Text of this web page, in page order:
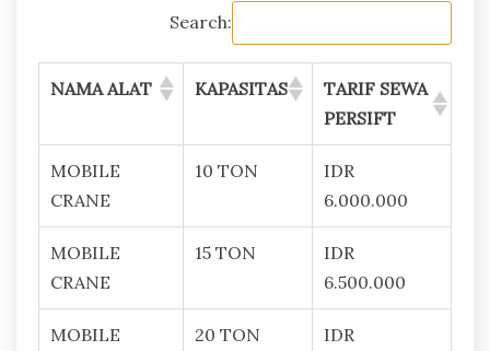
Search:
NAMA ALAT KAPASITAS
TARIF SEWA
PERSIFT
MOBILE
CRANE
10 TON
IDR
6.000.000
MOBILE
CRANE
15 TON
IDR
6.500.000
MOBILE
20 TON
IDR